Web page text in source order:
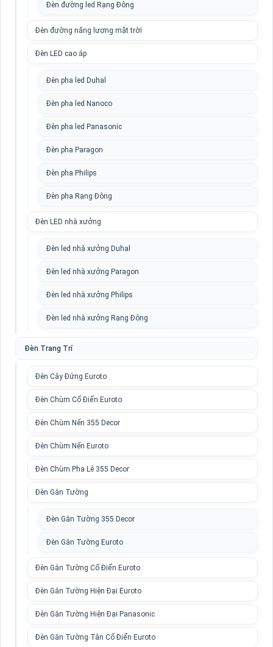
Đèn đường led Rạng Đông
Đèn đường năng lượng mặt trời
Đèn LED cao áp
Đèn pha led Duhal
Đèn pha led Nanoco
Đèn pha led Panasonic
Đèn pha Paragon
Đèn pha Philips
Đèn pha Rạng Đông
Đèn LED nhà xưởng
Đèn led nhà xưởng Duhal
Đèn led nhà xưởng Paragon
Đèn led nhà xưởng Philips
Đèn led nhà xưởng Rạng Đông
Đèn Trang Trí
Đèn Cây Đứng Euroto
Đèn Chùm Cổ Điển Euroto
Đèn Chùm Nến 355 Decor
Đèn Chùm Nến Euroto
Đèn Chùm Pha Lê 355 Decor
Đèn Gắn Tường
Đèn Gắn Tường 355 Decor
Đèn Gắn Tường Euroto
Đèn Gắn Tường Cổ Điển Euroto
Đèn Gắn Tường Hiện Đại Euroto
Đèn Gắn Tường Hiện Đại Panasonic
Đèn Gắn Tường Tân Cổ Điển Euroto